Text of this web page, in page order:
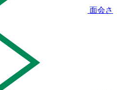
面会さ